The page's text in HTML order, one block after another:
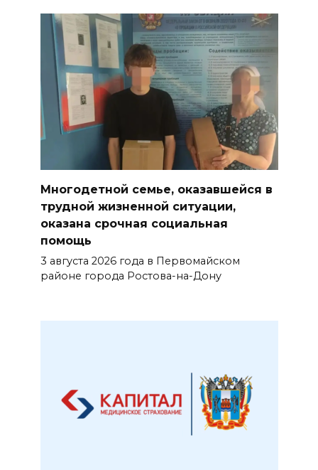
Многодетной семье, оказавшейся в
трудной жизненной ситуации,
оказана срочная социальная
помощь
3 августа 2026 года в Первомайском
районе города Ростова-на-Дону